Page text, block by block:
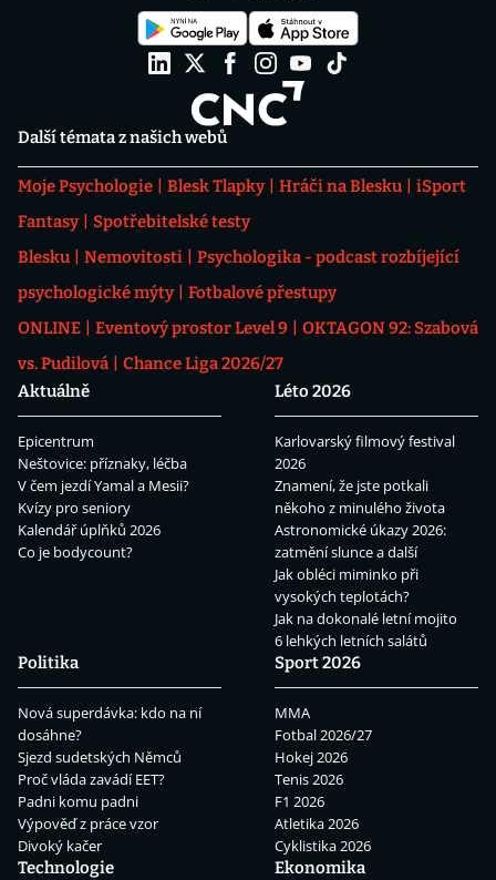
Další témata z našich webů
Moje Psychologie Blesk Tlapky Hráči na Blesku
iSport
Fantasy
Spotřebitelské testy
Blesku
Nemovitosti
Psychologika - podcast rozbíjející
psychologické mýty
Fotbalové přestupy
ONLINE
Eventový prostor Level 9
OKTAGON 92: Szabová
vs. Pudilová
Chance Liga 2026/27
Aktuálně
Epicentrum
Neštovice: příznaky, léčba
V čem jezdí Yamal a Mesii?
Kvízy pro seniory
Kalendář úplňků 2026
Co je bodycount?
Léto 2026
Karlovarský filmový festival
2026
Znamení, že jste potkali
někoho z minulého života
Astronomické úkazy 2026:
zatmění slunce a další
Jak obléci miminko při
vysokých teplotách?
Jak na dokonalé letní mojito
6 lehkých letních salátů
Politika
Nová superdávka: kdo na ní
dosáhne?
Sjezd sudetských Němců
Proč vláda zavádí EET?
Padni komu padni
Výpověď z práce vzor
Divoký kačer
Sport 2026
MMA
Fotbal 2026/27
Hokej 2026
Tenis 2026
F1 2026
Atletika 2026
Cyklistika 2026
Technologie
Ekonomika